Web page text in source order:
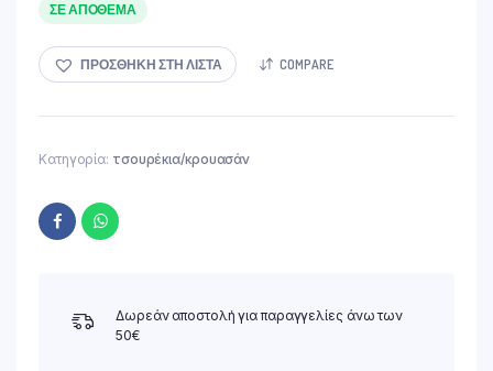
ΣΕ ΑΠΌΘΕΜΑ
ΠΡΟΣΘΉΚΗ ΣΤΗ ΛΊΣΤΑ COMPARE
Κατηγορία: τσουρέκια/κρουασάν
Δωρεάν αποστολή για παραγγελίες άνω των
50€